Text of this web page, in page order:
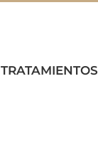
TRATAMIENTOS